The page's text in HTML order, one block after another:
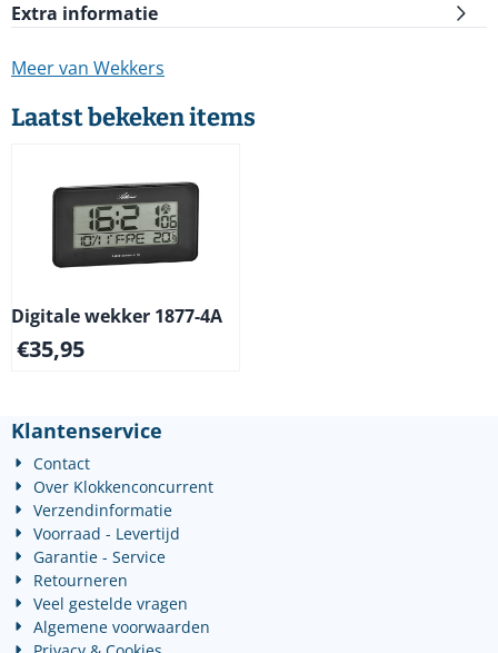
Extra informatie
Meer van Wekkers
Laatst bekeken items
Digitale wekker 1877-4A
€35,95
Klantenservice
Contact
Over Klokkenconcurrent
Verzendinformatie
Voorraad - Levertijd
Garantie - Service
Retourneren
Veel gestelde vragen
Algemene voorwaarden